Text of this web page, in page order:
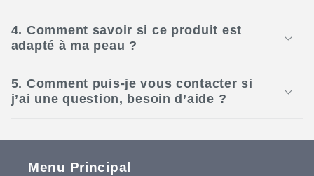
4. Comment savoir si ce produit est
adapté à ma peau ?
5. Comment puis-je vous contacter si
j’ai une question, besoin d’aide ?
Menu Principal